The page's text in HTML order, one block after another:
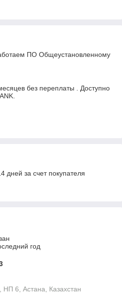
ПО Общеустановленному
без переплаты . Доступно
дней за счет покупателя
год
6, Астана, Казахстан